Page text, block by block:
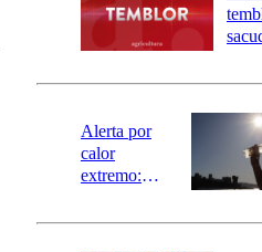
activa
mensajería
SAE
Alerta por
calor
extremo:
activa Alerta